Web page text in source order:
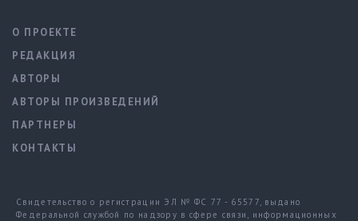
О ПРОЕКТЕ
РЕДАКЦИЯ
АВТОРЫ
АВТОРЫ ПРОИЗВЕДЕНИЙ
ПАРТНЕРЫ
КОНТАКТЫ
Свидетельство о регистрации ЭЛ № ФС 77 - 65577, выдано
Федеральной службой по надзору в сфере связи, информационных